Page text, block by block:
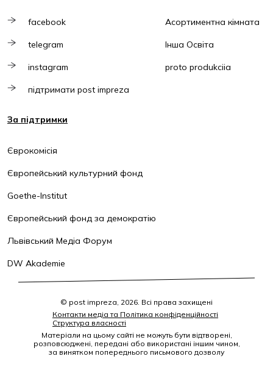
facebook
telegram
instagram
підтримати post impreza
Асортиментна кімната
Інша Освіта
proto produkciia
За підтримки
Єврокомісія
Європейський культурний фонд
Goethe-Institut
Європейський фонд за демократію
Львівський Медіа Форум
DW Akademie
© post impreza, 2026. Всі права захищені
Контакти медіа та Політика конфіденційності
Структура власності
Матеріали на цьому сайті не можуть бути відтворені,
розповсюджені, передані або використані іншим чином,
за винятком попереднього письмового дозволу